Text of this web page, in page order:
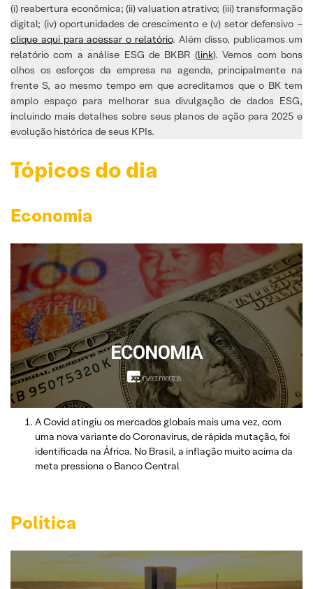
(i) reabertura econômica; (ii) valuation atrativo; (iii) transformação
digital; (iv) oportunidades de crescimento e (v) setor defensivo –
clique aqui para acessar o relatório. Além disso, publicamos um
relatório com a análise ESG de BKBR (link). Vemos com bons
olhos os esforços da empresa na agenda, principalmente na
frente S, ao mesmo tempo em que acreditamos que o BK tem
amplo espaço para melhorar sua divulgação de dados ESG,
incluindo mais detalhes sobre seus planos de ação para 2025 e
evolução histórica de seus KPIs.
Tópicos do dia
Economia
A Covid atingiu os mercados globais mais uma vez, com
uma nova variante do Coronavirus, de rápida mutação, foi
identificada na África. No Brasil, a inflação muito acima da
meta pressiona o Banco Central
Política